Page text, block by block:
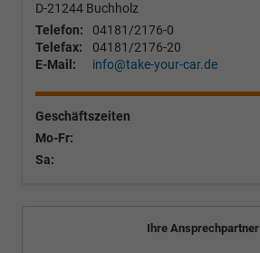
D-21244 Buchholz
Telefon:
04181/2176-0
Telefax:
04181/2176-20
E-Mail:
info@take-your-car.de
Geschäftszeiten
Mo-Fr:
Sa:
Ihre Ansprechpartner